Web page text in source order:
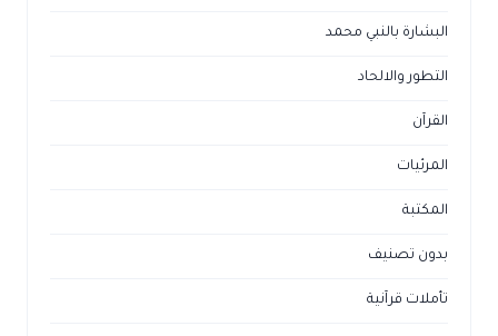
البشارة بالنبي محمد
التطور والالحاد
القرآن
المرئيات
المكتبة
بدون تصنيف
تأملات قرآنية